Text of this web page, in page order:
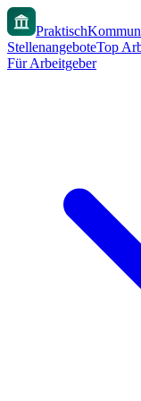
StellenangeboteTop
Für Arbeitgeber